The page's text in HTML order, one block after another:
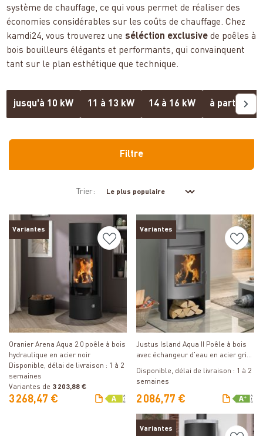
système de chauffage, ce qui vous permet de réaliser des
économies considérables sur les coûts de chauffage. Chez
kamdi24, vous trouverez uneséléction exclusive de poêles à
bois bouilleurs élégants et performants, qui convainquent
tant sur le plan esthétique que technique.
jusqu'à 10 kW 11 à 13 kW 14 à 16 kW à partir de
Filtre
Trier:
Variantes
Détails
Oranier Arena Aqua 2.0 poêle à bois
hydraulique en acier noir
Disponible, délai de livraison : 1 à 2
semaines
Variantes de 3 203,88 €
3 268,47 €
Variantes
Détails
Justus Island Aqua II Poêle à bois
avec échangeur d'eau en acier gris
Disponible, délai de livraison : 1 à 2
semaines
2 086,77 €
Variantes